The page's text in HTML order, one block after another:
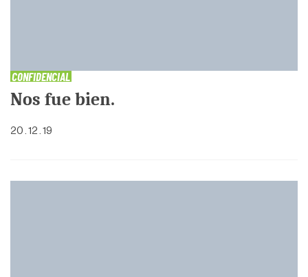
CONFIDENCIAL
Nos fue bien.
20 . 12 . 19